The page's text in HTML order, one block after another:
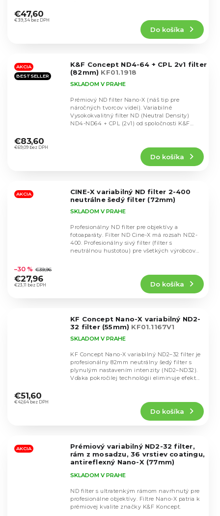
hodnotenie
produktu
hviezdičiek.
€39,34 bez DPH
€47,60
Do košíka
AKCIA
BESTSELLER
K&F Concept ND4-64 + CPL 2v1 filter
(82mm) KF01.1918
hodnotenie
produktu
hviezdičiek.
SKLADOM V PRAHE
€69,09 bez DPH
€83,60
Do košíka
Prémiový ND filter Nano-X (náš tip pre
náročných tvorcov videí). Variabilné
Vysokokvalitný filter ND (Neutral Density)
ND4-ND64 + CPL (2v1) od spoločnosti K&F
AKCIA
CINE-X variabilný ND filter 2-400
neutrálne šedý filter (72mm)
hodnotenie
produktu
je
SKLADOM V PRAHE
€23,11 bez DPH
–30 % €39,96
€27,96
Do košíka
Profesionálny ND filter pre objektívy a
fotoaparáty. Filter ND Cine-X má rozsah ND2-
400. Profesionálny sivý filter (filter s
neutrálnou hustotou) pre všetkých výrobcov...
KF Concept Nano-X variabilný ND2-
32 filter (55mm) KF01.1167V1
hodnotenie
produktu
hviezdičiek.
SKLADOM V PRAHE
€42,64 bez DPH
€51,60
Do košíka
KF Concept Nano-X variabilný ND2–32 filter je
profesionálny 82mm neutrálny šedý filter s
plynulým nastavením intenzity (ND2–ND32).
Vďaka pokročilej technológii eliminuje efekt...
AKCIA
Prémiový variabilný ND2-32 filter,
rám z mosadzu, 36 vrstiev coatingu,
antireflexný Nano-X (77mm)
SKLADOM V PRAHE
ND filter s ultratenkým rámom navrhnutý pre
profesionálne objektívy. Filtre Nano-X patria k
prémiovej kvalite značky K&F Koncept.